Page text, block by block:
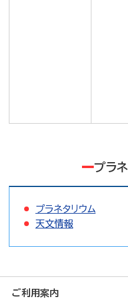
プラ
プラネタリウム
天文情報
ご利用案内